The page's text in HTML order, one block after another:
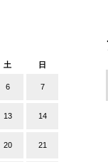
土 日
6 7
13 14
20 21